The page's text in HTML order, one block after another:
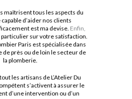
maîtrisent tous les aspects du
d’aider nos clients
est ma devise. Enfin,
particulier sur votre satisfaction.
Paris est spécialisée dans
de près ou de loin le secteur de
la plomberie.
les artisans de L’Atelier Du
s’activent à assurer le
d’une intervention ou d’un